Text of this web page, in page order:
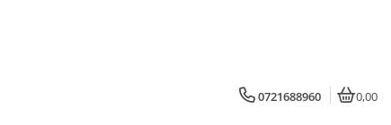
0721688960 0,00